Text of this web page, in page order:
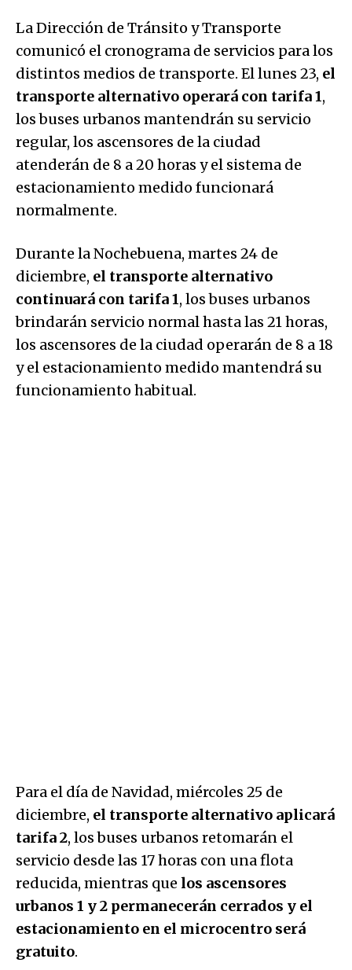
La Dirección de Tránsito y Transporte
comunicó el cronograma de servicios para los
distintos medios de transporte. El lunes 23, el
transporte alternativo operará con tarifa 1,
los buses urbanos mantendrán su servicio
regular, los ascensores de la ciudad
atenderán de 8 a 20 horas y el sistema de
estacionamiento medido funcionará
normalmente.
Durante la Nochebuena, martes 24 de
diciembre, el transporte alternativo
continuará con tarifa 1, los buses urbanos
brindarán servicio normal hasta las 21 horas,
los ascensores de la ciudad operarán de 8 a 18
y el estacionamiento medido mantendrá su
funcionamiento habitual.
Para el día de Navidad, miércoles 25 de
diciembre, el transporte alternativo aplicará
tarifa 2, los buses urbanos retomarán el
servicio desde las 17 horas con una flota
reducida, mientras que los ascensores
urbanos 1 y 2 permanecerán cerrados y el
estacionamiento en el microcentro será
gratuito.